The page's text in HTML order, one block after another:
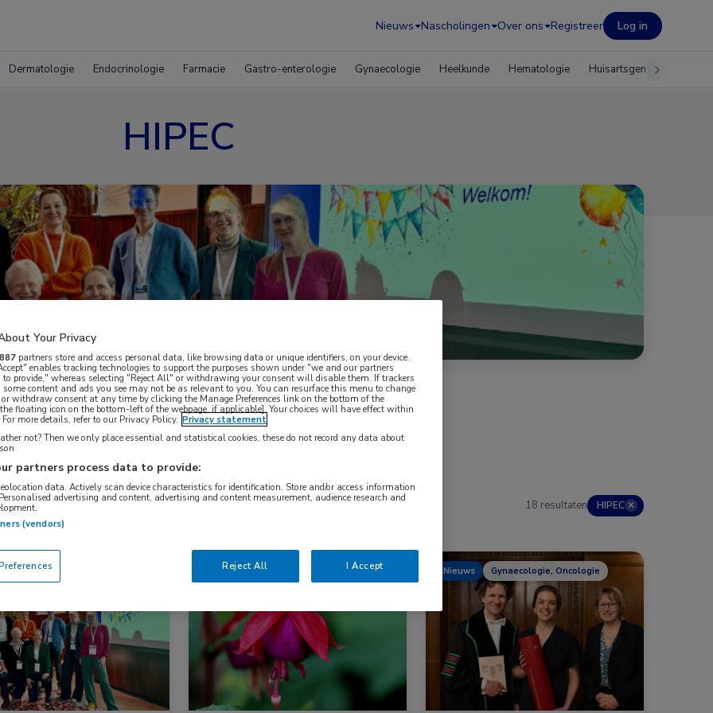
Nieuws Nascholingen Over ons Registreer Log in
Dermatologie Endocrinologie Farmacie Gastro-enterologie Gynaecologie Heelkunde Hematologie Huisartsgeneeskunde
HIPEC
Nascholing Nieuws
18 resultaten HIPEC ✕
Oncologie Nieuws Gynaecologie, Oncologie Nieuws Gynaecologie, Oncologie
Your Privacy
887 partners store and access personal data, like browsing data or unique identifiers, on your device.
enables tracking technologies to support the purposes shown under "we and our partners
to provide," whereas selecting "Reject All" or withdrawing your consent will disable them. If trackers
some content and ads you see may not be as relevant to you. You can resurface this menu to change
or withdraw consent at any time by clicking the Manage Preferences link on the bottom of the
floating icon on the bottom-left of the webpage, if applicable]. Your choices will have effect within
more details, refer to our Privacy Policy. Privacy statement
not? Then we only place essential and statistical cookies, these do not record any data about
partners process data to provide:
data. Actively scan device characteristics for identification. Store and/or access information
advertising and content, advertising and content measurement, audience research and
(vendors)
Reject All I Accept